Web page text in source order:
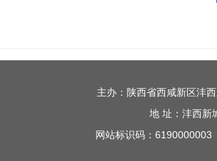
主办：陕西省西咸新区
地 址：沣西
网站标识码：